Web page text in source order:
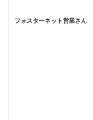
フォスターネット営業さん